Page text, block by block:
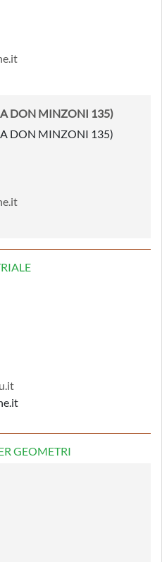
DON MINZONI 135)
DON MINZONI 135)
GEOMETRI